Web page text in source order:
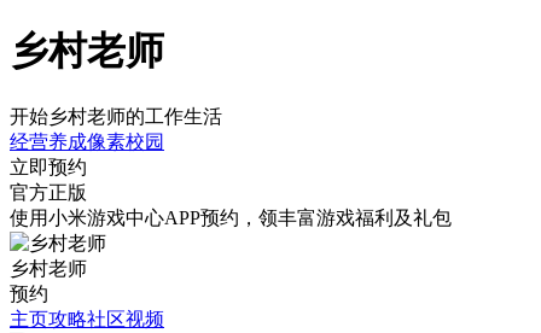
乡村老师
开始乡村老师的工作生活
经营养成像素校园
立即预约
官方正版
使用小米游戏中心APP预约 ，领丰富游戏福利 及礼包
乡村老师
预约
主页攻略社区视频